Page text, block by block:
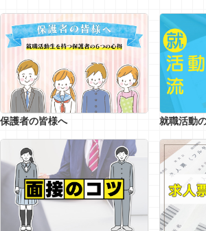
保護者の皆様へ 就職活動